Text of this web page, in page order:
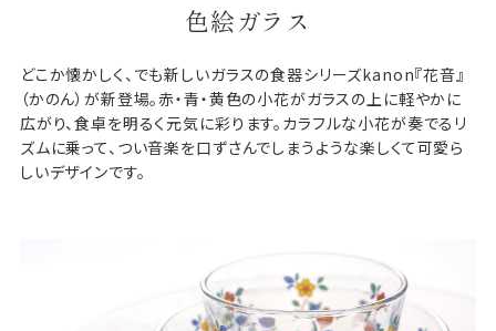
色絵ガラス
どこか懐かしく、でも新しいガラスの食器シリーズkanon『花音』
（かのん）が新登場。赤・青・黄色の小花がガラスの上に軽やかに
広がり、食卓を明るく元気に彩ります。カラフルな小花が奏でるリ
ズムに乗って、つい音楽を口ずさんでしまうような楽しくて可愛ら
しいデザインです。